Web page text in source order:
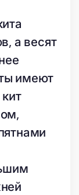
а весят
имеют